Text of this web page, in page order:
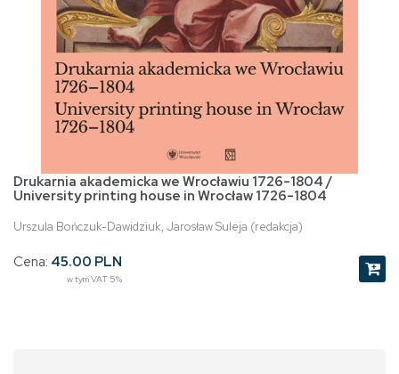
Drukarnia akademicka we Wrocławiu 1726-1804 /
University printing house in Wrocław 1726-1804
Urszula Bończuk-Dawidziuk, Jarosław Suleja (redakcja)
Cena: 45.00 PLN
w tym VAT 5%